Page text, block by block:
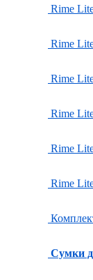
Rime
Rime
Rime
Rime
Rime
Rime
Сумки